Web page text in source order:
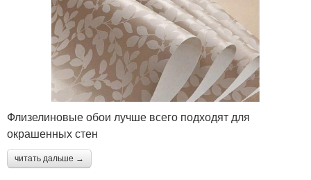
Флизелиновые обои лучше всего подходят для
окрашенных стен
читать дальше →